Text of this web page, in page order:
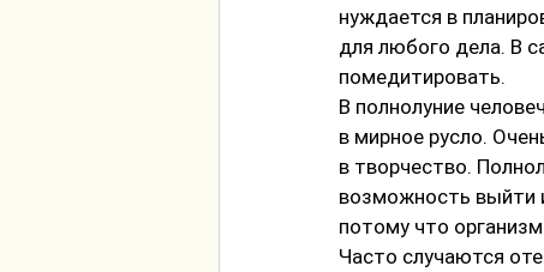
нуждается в
для любого дела. В
помедитировать.
В полнолуние
в мирное русло.
в творчество.
возможность выйти
потому что
Часто случаются